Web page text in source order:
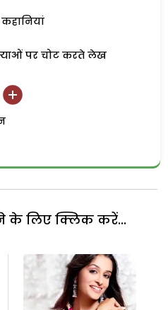
पर चोट करते लेख
के लिए क्लिक करें...